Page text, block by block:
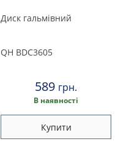
Диск гальмівний
QH BDC3605
589 грн.
В наявності
Купити